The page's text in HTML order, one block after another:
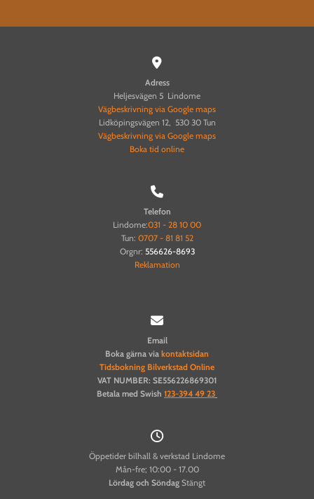

Adress
Heljesvägen 5 Lindome
Vägbeskrivning via Google maps
Lidköpingsvägen 12, 530 30 Tun
Vägbeskrivning via Google maps
Boka tid online

Telefon
Lindome:031 - 28 10 00
Tun: 0707 - 81 81 52
Orgnr: 556626-8693
Reklamation

Email
Boka gärna via kontaktsidan
Tidsbokning Bilverkstad Online
VAT NUMBER: SE556226869301
Betala med Swish 123-394 49 23

Öppetider bilhall & verkstad Lindome
Mån-fre; 10:00 - 17.00
Lördag och Söndag Stängt